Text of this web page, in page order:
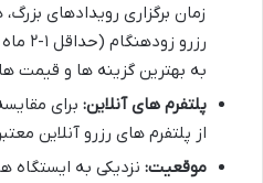
زمان برگزاری رویدادهای
رزرو
به بهترین گزینه ها و قیمت
پلتفرم های آنلاین: برای
از پلتفرم های رزرو آنلاین
موقعیت: نزدیکی به ایستگاه